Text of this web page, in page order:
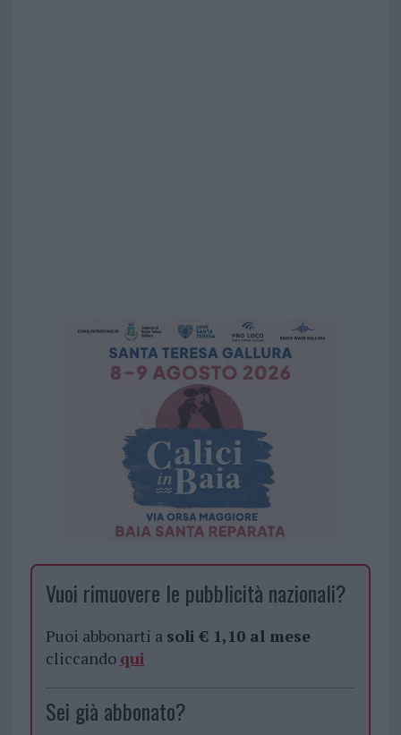
Vuoi rimuovere le pubblicità nazionali?
Puoi abbonarti a soli € 1,10 al mese
cliccando qui
Sei già abbonato?